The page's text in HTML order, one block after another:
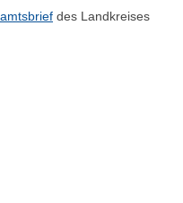
des Landkreises